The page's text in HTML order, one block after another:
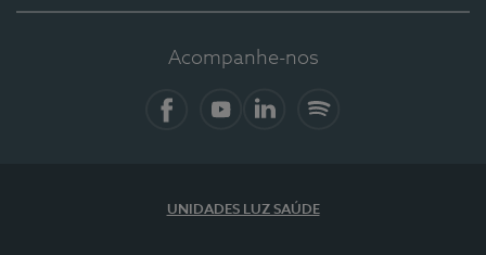
Acompanhe-nos
UNIDADES LUZ SAÚDE